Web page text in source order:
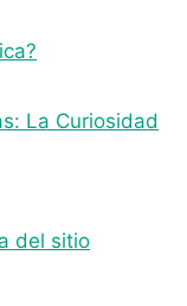
La Curiosidad
del sitio